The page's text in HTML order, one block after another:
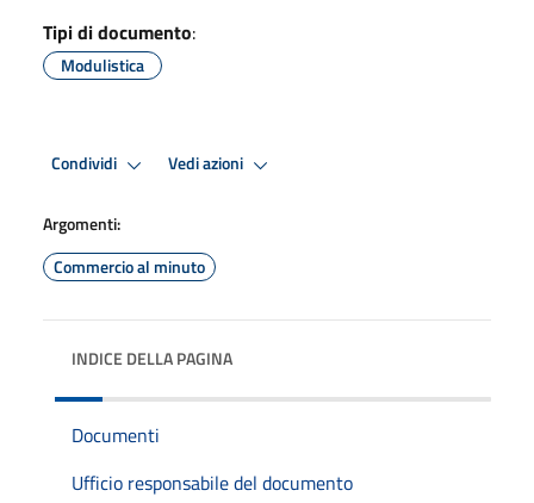
Tipi di documento:
Modulistica
Condividi Vedi azioni
Argomenti:
Commercio al minuto
INDICE DELLA PAGINA
Documenti
Ufficio responsabile del documento